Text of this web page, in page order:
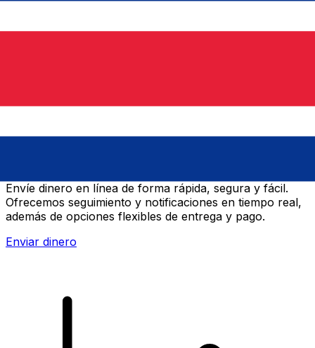
Envíe dinero en línea de forma rápida, segura y fácil.
Ofrecemos seguimiento y notificaciones en tiempo real,
además de opciones flexibles de entrega y pago.
Enviar dinero